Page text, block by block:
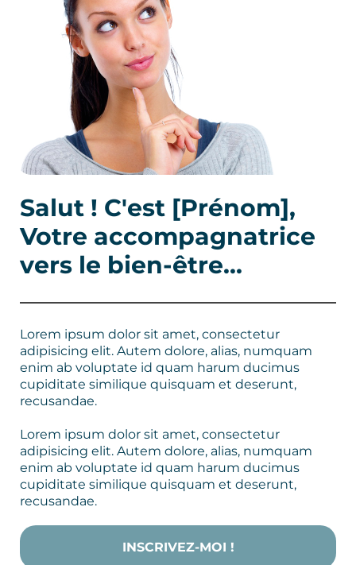
Salut ! C'est [Prénom],
Votre accompagnatrice
vers le bien-être...
Lorem ipsum dolor sit amet, consectetur
adipisicing elit. Autem dolore, alias, numquam
enim ab voluptate id quam harum ducimus
cupiditate similique quisquam et deserunt,
recusandae.
Lorem ipsum dolor sit amet, consectetur
adipisicing elit. Autem dolore, alias, numquam
enim ab voluptate id quam harum ducimus
cupiditate similique quisquam et deserunt,
recusandae.
INSCRIVEZ-MOI !